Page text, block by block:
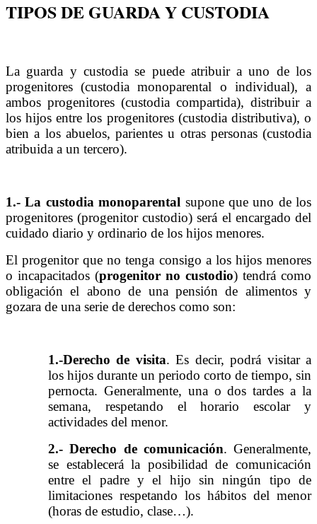
TIPOS DE GUARDA Y CUSTODIA
La guarda y custodia se puede atribuir a uno de los
progenitores (custodia monoparental o individual), a
ambos progenitores (custodia compartida), distribuir a
los hijos entre los progenitores (custodia distributiva), o
bien a los abuelos, parientes u otras personas (custodia
atribuida a un tercero).
1.- La custodia monoparental supone que uno de los
progenitores (progenitor custodio) será el encargado del
cuidado diario y ordinario de los hijos menores.
El progenitor que no tenga consigo a los hijos menores
o incapacitados (progenitor no custodio) tendrá como
obligación el abono de una pensión de alimentos y
gozara de una serie de derechos como son:
1.-Derecho de visita. Es decir, podrá visitar a
los hijos durante un periodo corto de tiempo, sin
pernocta. Generalmente, una o dos tardes a la
semana, respetando el horario escolar y
actividades del menor.
2.- Derecho de comunicación. Generalmente,
se establecerá la posibilidad de comunicación
entre el padre y el hijo sin ningún tipo de
limitaciones respetando los hábitos del menor
(horas de estudio, clase…).